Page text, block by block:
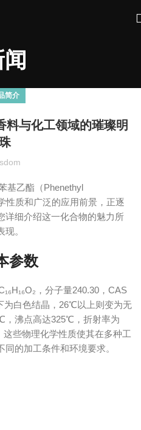
简介
料与化工领域的璀璨明
基乙酯（Phenethyl
性质和广泛的应用前景，正逐
详细介绍这一化合物的魅力所
。
参数
，分子量240.30，CAS
为白色结晶，26℃以上则变为无
，沸点高达325℃，折射率为
些物理化学性质使其在多种工
的加工条件和环境要求。